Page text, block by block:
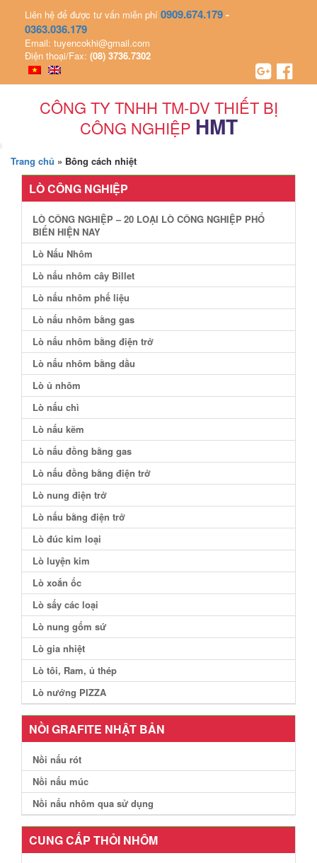
Liên hệ để được tư vấn miễn phí 0909.674.179-
0363.036.179
Email: tuyencokhi@gmail.com
Điện thoại/Fax: (08) 3736.7302
CÔNG TY TNHH TM-DV THIẾT BỊ
CÔNG NGHIỆP HMT
Trang chủ » Bông cách nhiệt
LÒ CÔNG NGHIỆP
LÒ CÔNG NGHIỆP – 20 LOẠI LÒ CÔNG NGHIỆP PHỔ
BIẾN HIỆN NAY
Lò Nấu Nhôm
Lò nấu nhôm cây Billet
Lò nấu nhôm phế liệu
Lò nấu nhôm bằng gas
Lò nấu nhôm bằng điện trở
Lò nấu nhôm bằng dầu
Lò ủ nhôm
Lò nấu chì
Lò nấu kẽm
Lò nấu đồng bằng gas
Lò nấu đồng bằng điện trở
Lò nung điện trở
Lò nấu bằng điện trở
Lò đúc kim loại
Lò luyện kim
Lò xoắn ốc
Lò sấy các loại
Lò nung gốm sứ
Lò gia nhiệt
Lò tôi, Ram, ủ thép
Lò nướng PIZZA
NỒI GRAFITE NHẬT BẢN
Nồi nấu rót
Nồi nấu múc
Nồi nấu nhôm qua sử dụng
CUNG CẤP THỎI NHÔM